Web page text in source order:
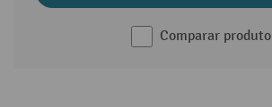
Comparar produto